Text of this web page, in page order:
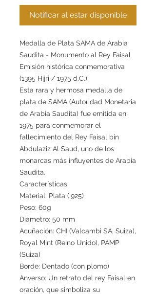
Notificar al estar disponible
Medalla de Plata SAMA de Arabia
Saudita - Monumento al Rey Faisal
Emisión histórica conmemorativa
(1395 Hijri / 1975 d.C.)
Esta rara y hermosa medalla de
plata de SAMA (Autoridad Monetaria
de Arabia Saudita) fue emitida en
1975 para conmemorar el
fallecimiento del Rey Faisal bin
Abdulaziz Al Saud, uno de los
monarcas más influyentes de Arabia
Saudita.
Características:
Material: Plata (.925)
Peso: 60g
Diámetro: 50 mm
Acuñación: CHI (Valcambi SA, Suiza),
Royal Mint (Reino Unido), PAMP
(Suiza)
Borde: Dentado (con plomo)
Anverso: Un retrato del rey Faisal en
oración, que simboliza su